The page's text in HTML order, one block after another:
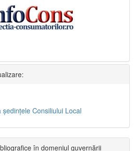
Consiliului Local
în domeniul guvernării